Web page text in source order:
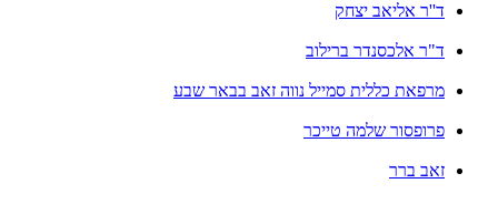
ד''ר אליאב יצחק
ד"ר אלכסנדר ברילוב
מרפאת כללית סמייל נווה זאב בבאר שבע
פרופסור שלמה טייכר
זאב ברר